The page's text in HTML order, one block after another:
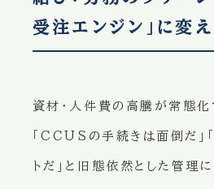
受注エンジン」に変
資材・人件費の高騰が常態化
「CCUSの手続きは面倒だ」
トだ」と旧態依然とした管理